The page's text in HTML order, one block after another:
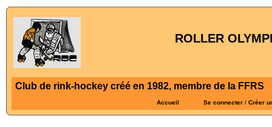
ROLLER
Club de rink-hockey créé en 1982, membre de la FFRS
Accueil Se connecter / Créer